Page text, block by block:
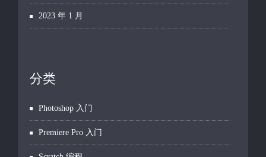
2023 年 1 月
分类
Photoshop 入门
Premiere Pro 入门